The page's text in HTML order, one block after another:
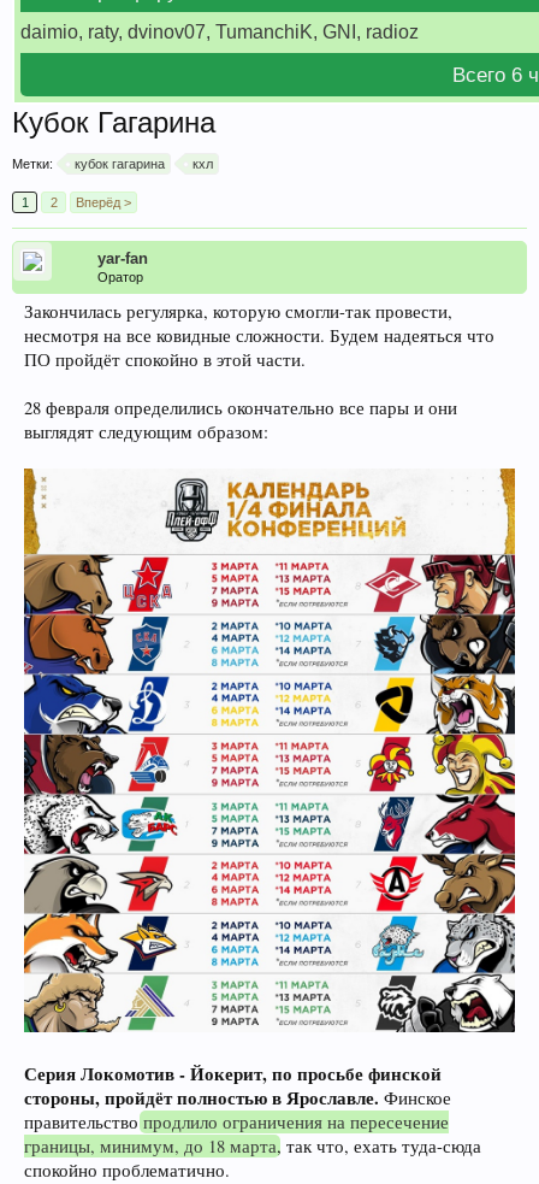
daimio, raty, dvinov07, TumanchiK, GNI, radioz
Всего 6
Кубок Гагарина
Метки: кубок гагарина кхл
1 2 Вперёд >
yar-fan
Оратор
Закончилась регулярка, которую смогли-так провести,
несмотря на все ковидные сложности. Будем надеяться что
ПО пройдёт спокойно в этой части.
28 февраля определились окончательно все пары и они
выглядят следующим образом:
Серия Локомотив - Йокерит, по просьбе финской
стороны, пройдёт полностью в Ярославле. Финское
правительство продлило ограничения на пересечение
границы, минимум, до 18 марта, так что, ехать туда-сюда
спокойно проблематично.